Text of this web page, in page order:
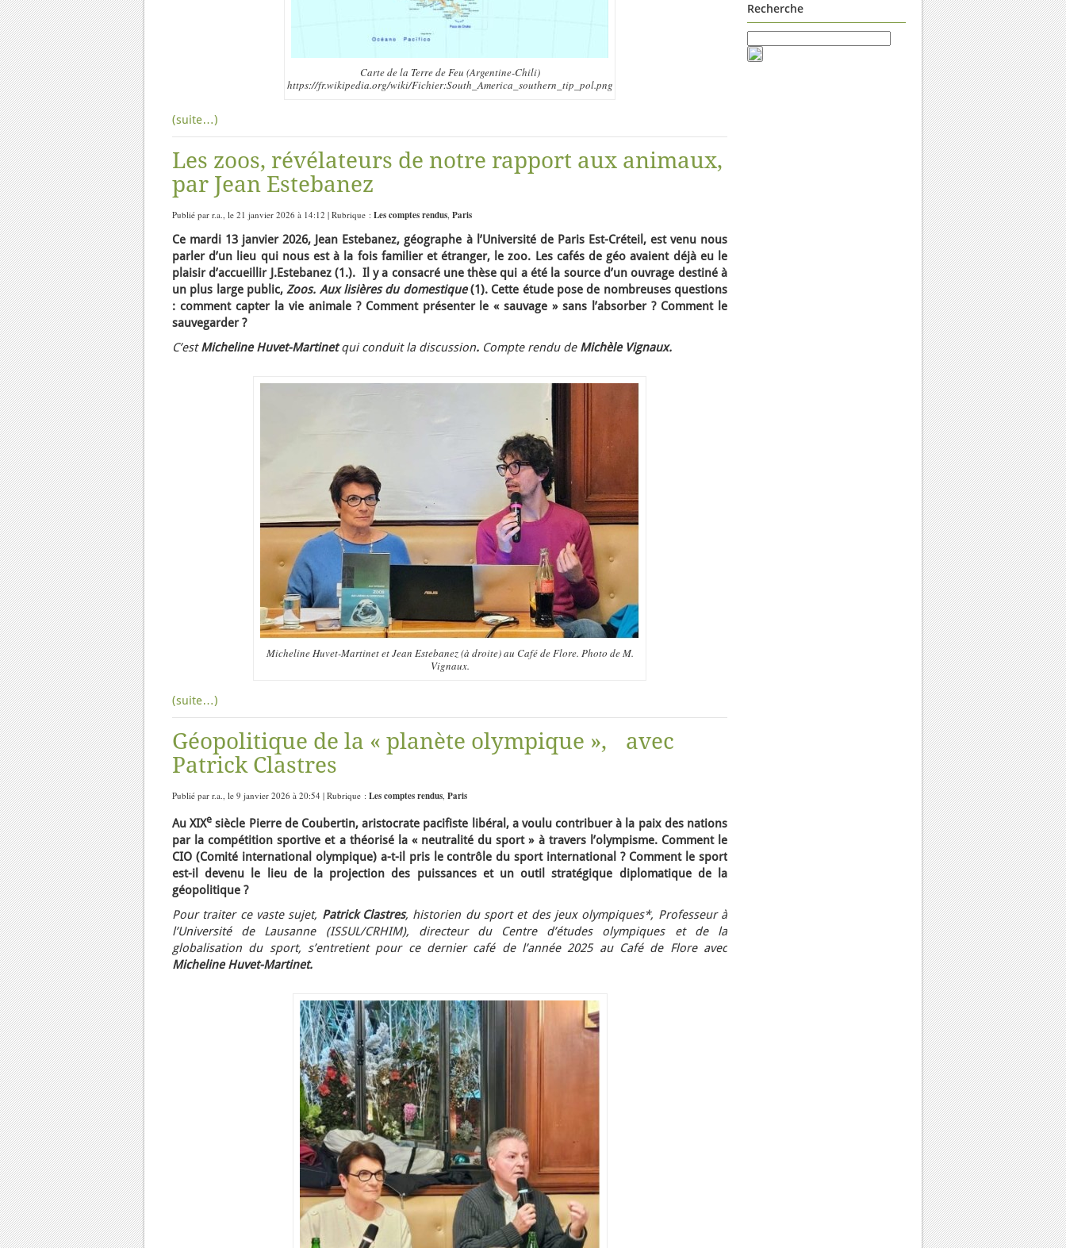
Carte de la Terre de Feu (Argentine-Chili)
https://fr.wikipedia.org/wiki/Fichier:South_America_southern_tip_pol.png
(suite…)
Les zoos, révélateurs de notre rapport aux animaux,
par Jean Estebanez
Publié par r.a., le 21 janvier 2026 à 14:12 | Rubrique : Les comptes rendus, Paris
Ce mardi 13 janvier 2026, Jean Estebanez, géographe à l’Université de Paris Est-Créteil, est venu nous
parler d’un lieu qui nous est à la fois familier et étranger, le zoo. Les cafés de géo avaient déjà eu le
plaisir d’accueillir J.Estebanez (1.). Il y a consacré une thèse qui a été la source d’un ouvrage destiné à
un plus large public,Zoos. Aux lisières du domestique(1). Cette étude pose de nombreuses questions
: comment capter la vie animale ? Comment présenter le « sauvage » sans l’absorber ? Comment le
sauvegarder ?
C’estMicheline Huvet-Martinetqui conduit la discussion. Compte rendu de Michèle Vignaux.
Micheline Huvet-Martinet et Jean Estebanez (à droite) au Café de Flore. Photo de M.
Vignaux.
(suite…)
Géopolitique de la « planète olympique », avec
Patrick Clastres
Publié par r.a., le 9 janvier 2026 à 20:54 | Rubrique : Les comptes rendus, Paris
Au XIXe siècle Pierre de Coubertin, aristocrate pacifiste libéral, a voulu contribuer à la paix des nations
par la compétition sportive et a théorisé la « neutralité du sport » à travers l’olympisme. Comment le
CIO (Comité international olympique) a-t-il pris le contrôle du sport international ? Comment le sport
est-il devenu le lieu de la projection des puissances et un outil stratégique diplomatique de la
géopolitique ?
Pour traiter ce vaste sujet, Patrick Clastres, historien du sport et des jeux olympiques*, Professeur à
l’Université de Lausanne (ISSUL/CRHIM), directeur du Centre d’études olympiques et de la
globalisation du sport, s’entretient pour ce dernier café de l’année 2025 au Café de Flore avec
Micheline Huvet-Martinet.
Recherche